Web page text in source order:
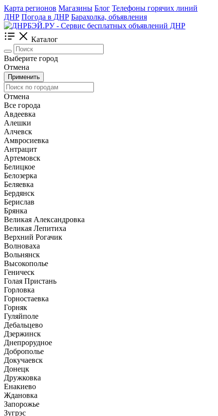
Карта регионов Магазины Блог Телефоны горячих линий
ДНР Погода в ДНР Барахолка, объявления
Каталог
Выберите город
Отмена
Применить
Отмена
Все города
Авдеевка
Алешки
Алчевск
Амвросиевка
Антрацит
Артемовск
Белицкое
Белозерка
Беляевка
Бердянск
Берислав
Брянка
Великая Александровка
Великая Лепитиха
Верхний Рогачик
Волноваха
Вольнянск
Высокополье
Геническ
Голая Пристань
Горловка
Горностаевка
Горняк
Гуляйполе
Дебальцево
Дзержинск
Днепрорудное
Доброполье
Докучаевск
Донецк
Дружковка
Енакиево
Ждановка
Запорожье
Зугрэс